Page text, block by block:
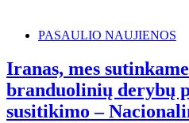
PASAULIO NAUJIENOS
Iranas, mes
branduolinių derybų
susitikimo –